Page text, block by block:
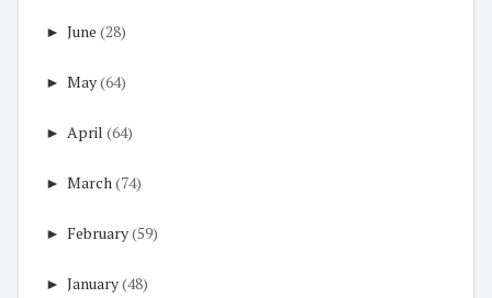
► June (28)
► May(64)
► April (64)
► March(74)
► February(59)
► January(48)